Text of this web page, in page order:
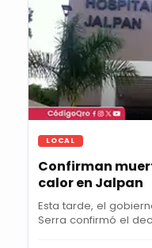
LOCAL
Confirman
calor en Jalpan
Esta tarde, el
Serra confirmó el